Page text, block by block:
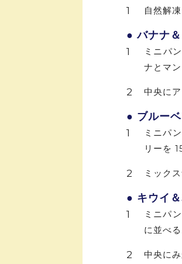
自然解
● バナナ
ミニパ
ナとマ
中央に
● ブルー
ミニパ
リーを
ミック
● キウイ
ミニパ
に並べる
中央に